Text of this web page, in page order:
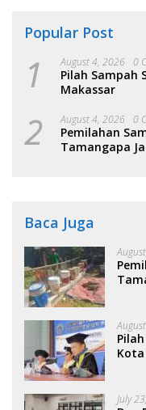
Popular Post
1 August 4, 2026 0
Pilah Sampah
Makassar
2 August 4, 2026 0
Pemilahan
Tamangapa
Baca Juga
July